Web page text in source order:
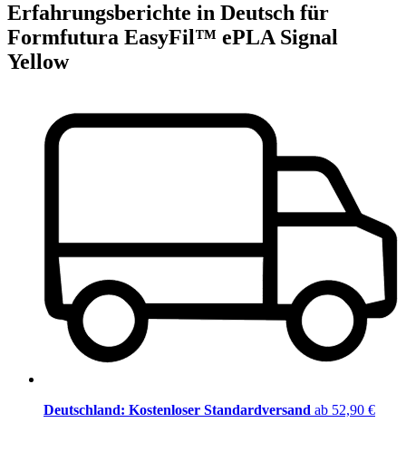
Erfahrungsberichte in Deutsch für
Formfutura EasyFil™ ePLA Signal
Yellow
Deutschland: Kostenloser Standardversand ab 52,90 €